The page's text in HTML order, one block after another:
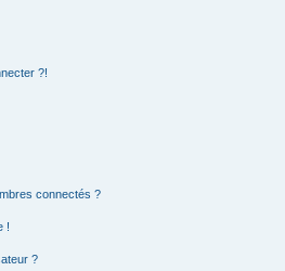
?!
connectés ?
!
?